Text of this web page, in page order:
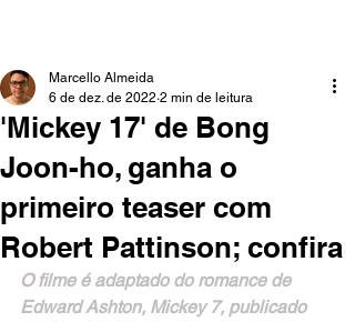
'Mickey 17' de Bong
Joon-ho, ganha o
primeiro teaser com
Robert Pattinson; confira
Marcello Almeida
6 de dez. de 2022 2 min de leitura
O filme é adaptado do romance de
Edward Ashton, Mickey 7, publicado